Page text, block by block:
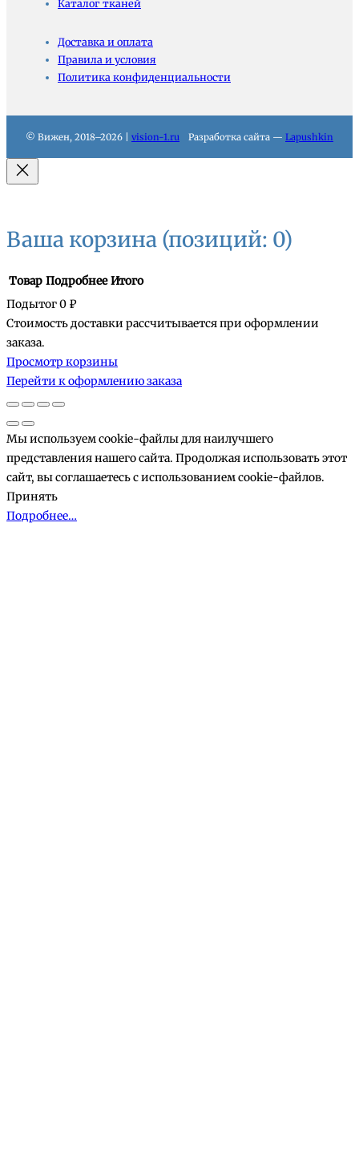
Каталог тканей
Доставка и оплата
Правила и условия
Политика конфиденциальности
© Вижен, 2018–2026 | vision-1.ru Разработка сайта — Lapushkin
Ваша корзина (позиций: 0)
Товары
в
корзине
Товар Подробнее Итого
Подытог0 ₽
Стоимость доставки рассчитывается при оформлении
заказа.
Просмотр корзины
Перейти к оформлению заказа
Мы используем cookie-файлы для наилучшего
представления нашего сайта. Продолжая использовать этот
сайт, вы соглашаетесь с использованием cookie-файлов.
Принять
Подробнее…